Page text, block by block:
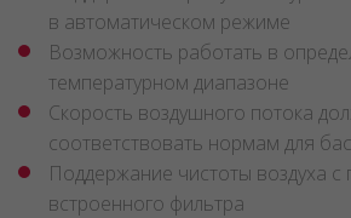
в автоматическом режиме
Возможность работать в
температурном диапазоне
Скорость воздушного потока
соответствовать нормам для
Поддержание чистоты воздуха
встроенного фильтра